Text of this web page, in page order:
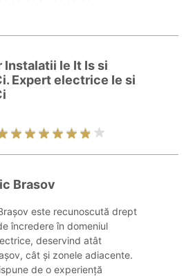
Ie It Is si
Expert electrice Ie si
Brasov
este recunoscută drept
încredere în domeniul
deservind atât
cât și zonele adiacente.
de o experiență